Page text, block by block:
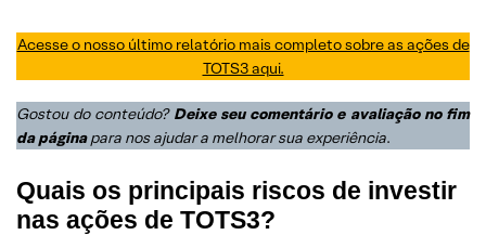
Acesse o nosso último relatório mais completo sobre as ações de
TOTS3 aqui.
Gostou do conteúdo? Deixe seu comentário e avaliação no fim
da páginapara nos ajudar a melhorar sua experiência.
Quais os principais riscos de investir
nas ações de TOTS3?